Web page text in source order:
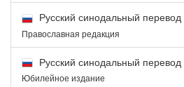
Русский синодальный перевод
Православная редакция
Русский синодальный перевод
Юбилейное издание